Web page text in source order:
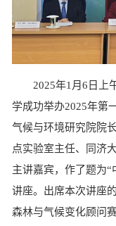
2025年1月6日上
学成功举办2025年第
气候与环境研究院院
点实验室主任、同济
主讲嘉宾，作了题为
讲座。出席本次讲座
森林与气候变化顾问